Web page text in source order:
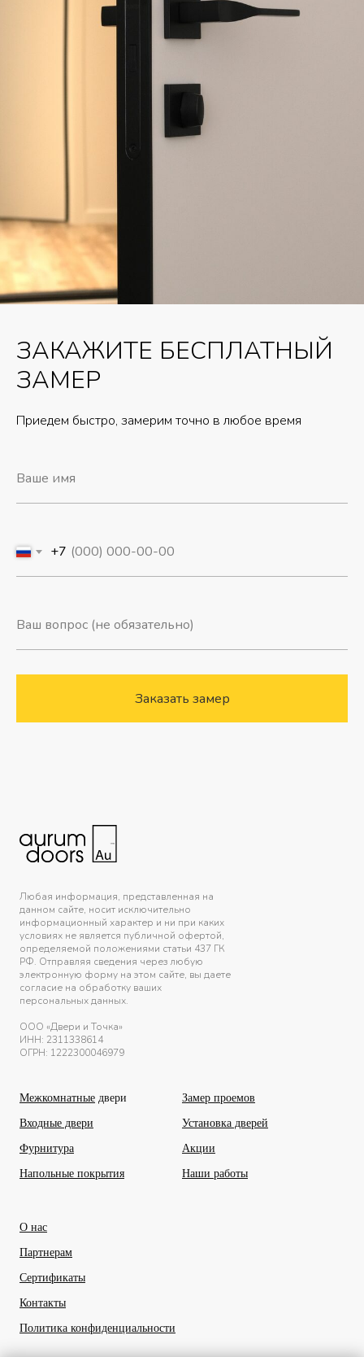
ЗАКАЖИТЕ БЕСПЛАТНЫЙ
ЗАМЕР
Приедем быстро, замерим точно в любое время
+7
Заказать замер
Любая информация, представленная на
данном сайте, носит исключительно
информационный характер и ни при каких
условиях не является публичной офертой,
определяемой положениями статьи 437 ГК
РФ. Отправляя сведения через любую
электронную форму на этом сайте, вы даете
согласие на обработку ваших
персональных данных.
ООО «Двери и Точка»
ИНН: 2311338614
ОГРН: 1222300046979
Межкомнатные двери
Входные двери
Фурнитура
Напольные покрытия
Замер проемов
Установка дверей
Акции
Наши работы
О нас
Партнерам
Сертификаты
Контакты
Политика конфиденциальности